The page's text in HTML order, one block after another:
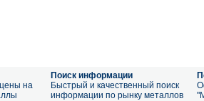
на
Поиск информации
Быстрый и качественный поиск
информации по рынку металлов